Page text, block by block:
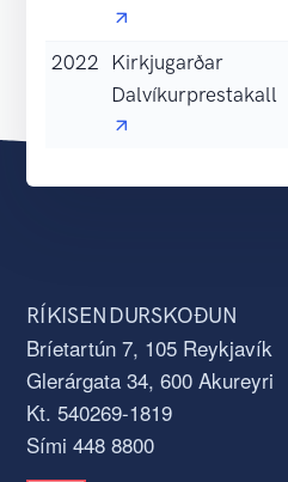
2022 Kirkjugarðar
Dalvíkurprestakall
RÍKISENDURSKOÐUN
Bríetartún 7, 105 Reykjavík
Glerárgata 34, 600 Akureyri
Kt. 540269-1819
Sími 448 8800